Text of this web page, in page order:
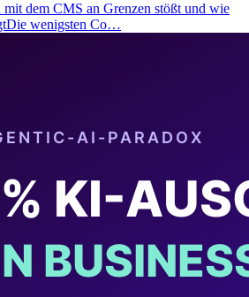
dem CMS an Grenzen stößt und wie
wenigsten Co…